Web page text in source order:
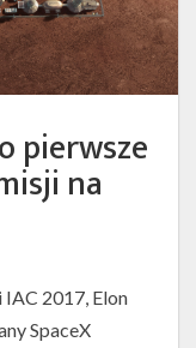
pierwsze
na
2017, Elon
SpaceX